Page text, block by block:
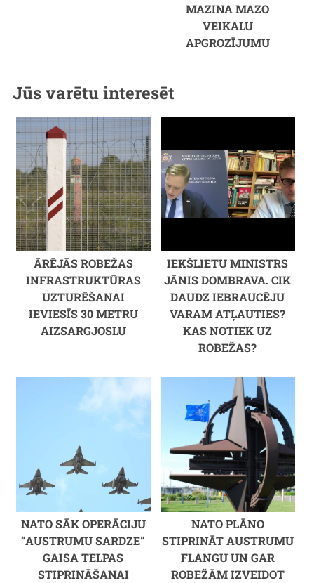
MAZINA MAZO
VEIKALU
APGROZĪJUMU
Jūs varētu interesēt
ĀRĒJĀS ROBEŽAS
INFRASTRUKTŪRAS
UZTURĒŠANAI
IEVIESĪS 30 METRU
AIZSARGJOSLU
IEKŠLIETU MINISTRS
JĀNIS DOMBRAVA. CIK
DAUDZ IEBRAUCĒJU
VARAM ATĻAUTIES?
KAS NOTIEK UZ
ROBEŽAS?
NATO SĀK OPERĀCIJU
“AUSTRUMU SARDZE”
GAISA TELPAS
STIPRINĀŠANAI
NATO PLĀNO
STIPRINĀT AUSTRUMU
FLANGU UN GAR
ROBEŽĀM IZVEIDOT